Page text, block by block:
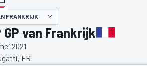
FRANKRIJK
GP van Frankrijk
2021
FR